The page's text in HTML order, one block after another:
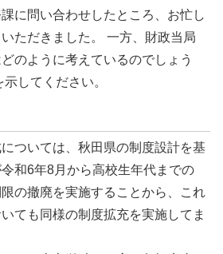
に問い合わせしたところ、お忙し
ただきました。 ⼀⽅、財政当局
のように考えているのでしょう
してください。
ついては、秋田県の制度設計を基
和6年8月から高校生年代までの
の撤廃を実施することから、これ
ても同様の制度拡充を実施してま